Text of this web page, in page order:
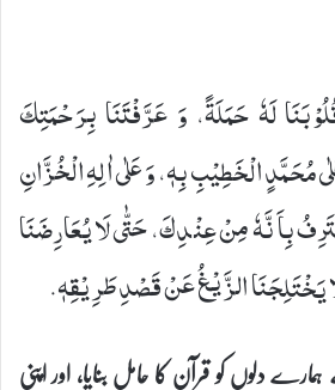
لَهٗ حَمَلَةً، وَ عَرَّفْتَنَا بِرَحْمَتِكَ
الْخَطِیْبِ بِهٖ، وَ عَلٰى اٰلِهِ الْخُزَّانِ
بِاَنَّهٗ مِنْ عِنْدِكَ، حَتّٰى لَا یُعَارِضَنَا
یَخْتَلِجَنَا الزَّیْغُ عَنْ قَصْدِ طَرِیْقِهٖ.
دلوں کو قرآن کا حامل بنایا، اور اپنی